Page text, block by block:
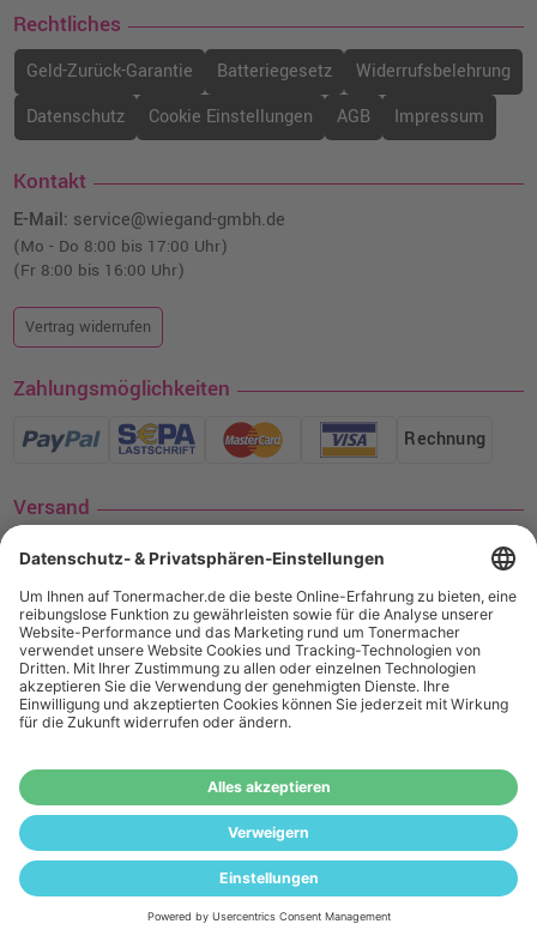
Rechtliches
Geld-Zurück-Garantie Batteriegesetz
Widerrufsbelehrung
Datenschutz
Cookie Einstellungen AGB Impressum
Kontakt
E-Mail: service@wiegand-gmbh.de
(Mo - Do 8:00 bis 17:00 Uhr)
(Fr 8:00 bis 16:00 Uhr)
Vertrag widerrufen
Zahlungsmöglichkeiten
Rechnung
Versand
Social Media
¹ Nur gültig für den Versand innerhalb Deutschlands. Befindet sich ein Warenwert
Versand für Sie kostenfrei.